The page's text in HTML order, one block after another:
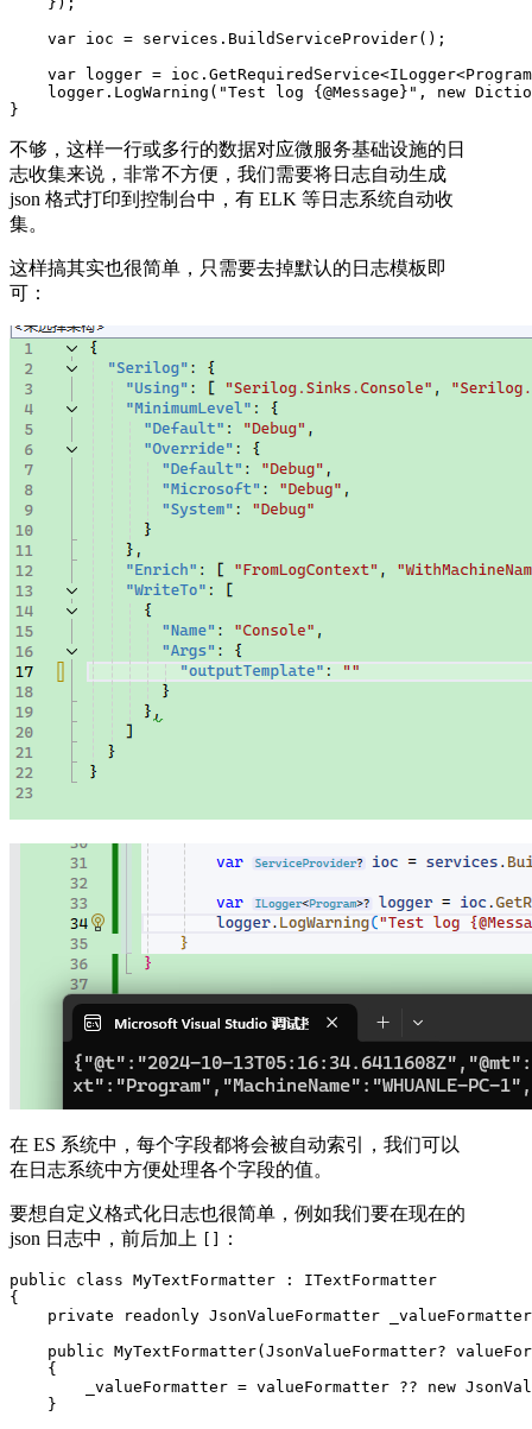
    var ioc = services.BuildServiceProvider();
var logger =
logger.LogWarning("Test log {@Message}", new
}
不够，这样一行或多行的数据对应微服务基础设施的日
志收集来说，非常不方便，我们需要将日志自动生成
json 格式打印到控制台中，有 ELK 等日志系统自动收
集。
这样搞其实也很简单，只需要去掉默认的日志模板即
可：
在 ES 系统中，每个字段都将会被自动索引，我们可以
在日志系统中方便处理各个字段的值。
要想自定义格式化日志也很简单，例如我们要在现在的
json 日志中，前后加上
：
public class MyTextFormatter : ITextFormatter
{
private readonly JsonValueFormatter
public MyTextFormatter(JsonValueFormatter?
    {
_valueFormatter = valueFormatter ?? new
    }